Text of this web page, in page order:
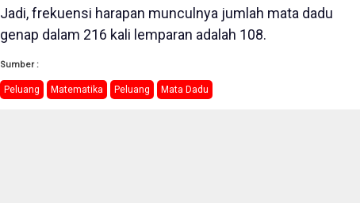
Jadi, frekuensi harapan munculnya jumlah mata dadu
genap dalam 216 kali lemparan adalah 108.
Sumber :
Peluang Matematika Peluang Mata Dadu